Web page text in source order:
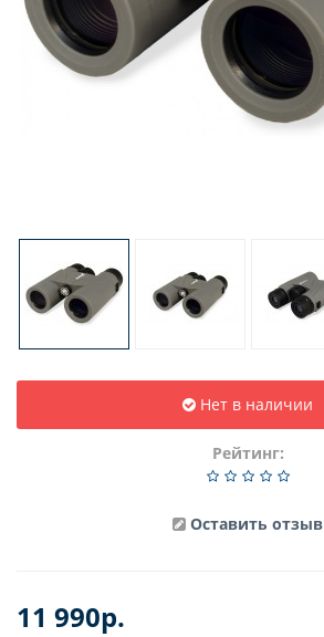
Нет в наличии
Рейтинг:
Оставить отзыв
11 990р.